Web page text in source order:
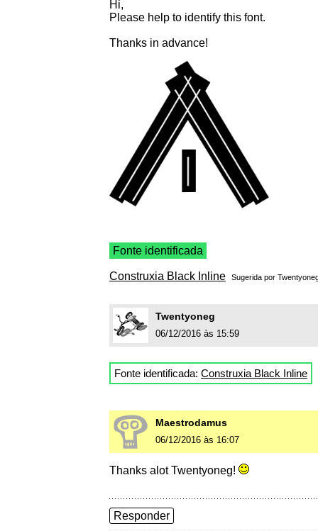
Hi,
Please help to identify this font.
Thanks in advance!
Fonte identificada
Construxia Black Inline Sugerida por
Twentyoneg
06/12/2016 às 15:59
Fonte identificada: Construxia Black Inline
Maestrodamus
06/12/2016 às 16:07
Thanks alot Twentyoneg!
Responder